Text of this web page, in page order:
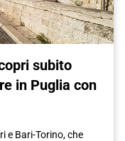
subito
in Puglia con
e Bari-Torino, che